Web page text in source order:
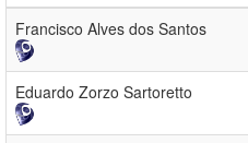
Francisco Alves dos Santos
Eduardo Zorzo Sartoretto